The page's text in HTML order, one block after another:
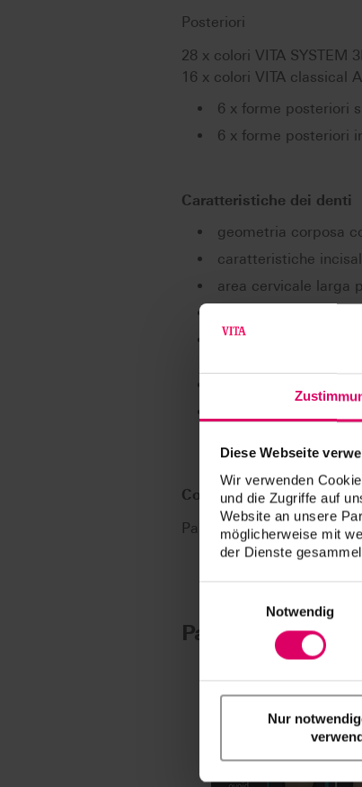
Diese Webseite
Wir verwenden
und die Zugriffe auf
Website an unsere
möglicherweise mit
der Dienste
Notwendig
Nur
Posteriori
28 x colori VITA SYSTEM
16 x colori VITA classical
6 x forme posteriori
6 x forme posteriori
Caratteristiche dei denti
geometria corposa
caratteristiche
area cervicale larga
tessitura
Concetti di protesi
Particolarmente indicati
Panoramica